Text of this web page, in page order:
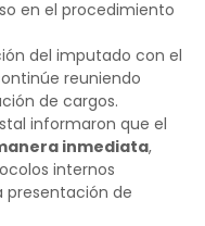
en el procedimiento
del imputado con el
reuniendo
de cargos.
informaron que el
inmediata,
internos
presentación de